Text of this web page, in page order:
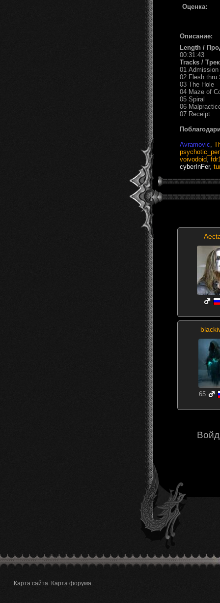
Оценка:
Описание:
Length /
00:31:43
Tracks /
01 Admission
02 Flesh thru
03 The Hole
04 Maze of
05 Spiral
06
07 Receipt
Avramovic
voivodoid
cyberInFer,
65
Карта сайта Карта форума